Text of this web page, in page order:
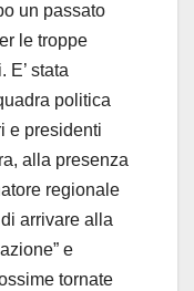
un passato
le troppe
E’ stata
politica
e presidenti
alla presenza
regionale
arrivare alla
e
tornate